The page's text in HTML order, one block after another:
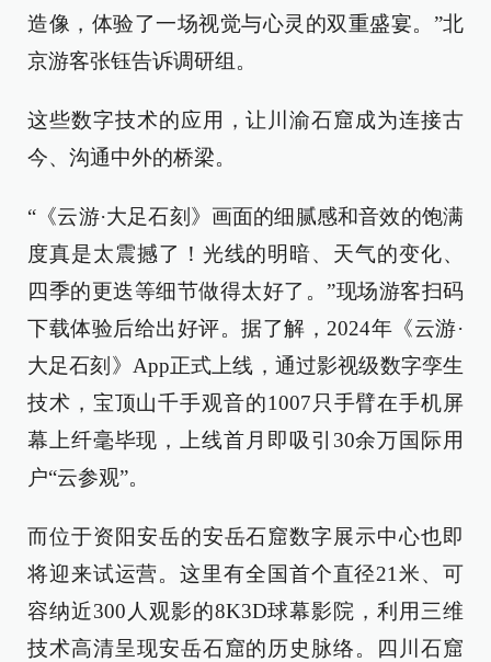
造像，体验了一场视觉与心灵的双重盛宴。”北
京游客张钰告诉调研组。
这些数字技术的应用，让川渝石窟成为连接古
今、沟通中外的桥梁。
“《云游·大足石刻》画面的细腻感和音效的饱满
度真是太震撼了！光线的明暗、天气的变化、
四季的更迭等细节做得太好了。”现场游客扫码
下载体验后给出好评。据了解，2024年《云游·
大足石刻》App正式上线，通过影视级数字孪生
技术，宝顶山千手观音的1007只手臂在手机屏
幕上纤毫毕现，上线首月即吸引30余万国际用
户“云参观”。
而位于资阳安岳的安岳石窟数字展示中心也即
将迎来试运营。这里有全国首个直径21米、可
容纳近300人观影的8K3D球幕影院，利用三维
技术高清呈现安岳石窟的历史脉络。四川石窟